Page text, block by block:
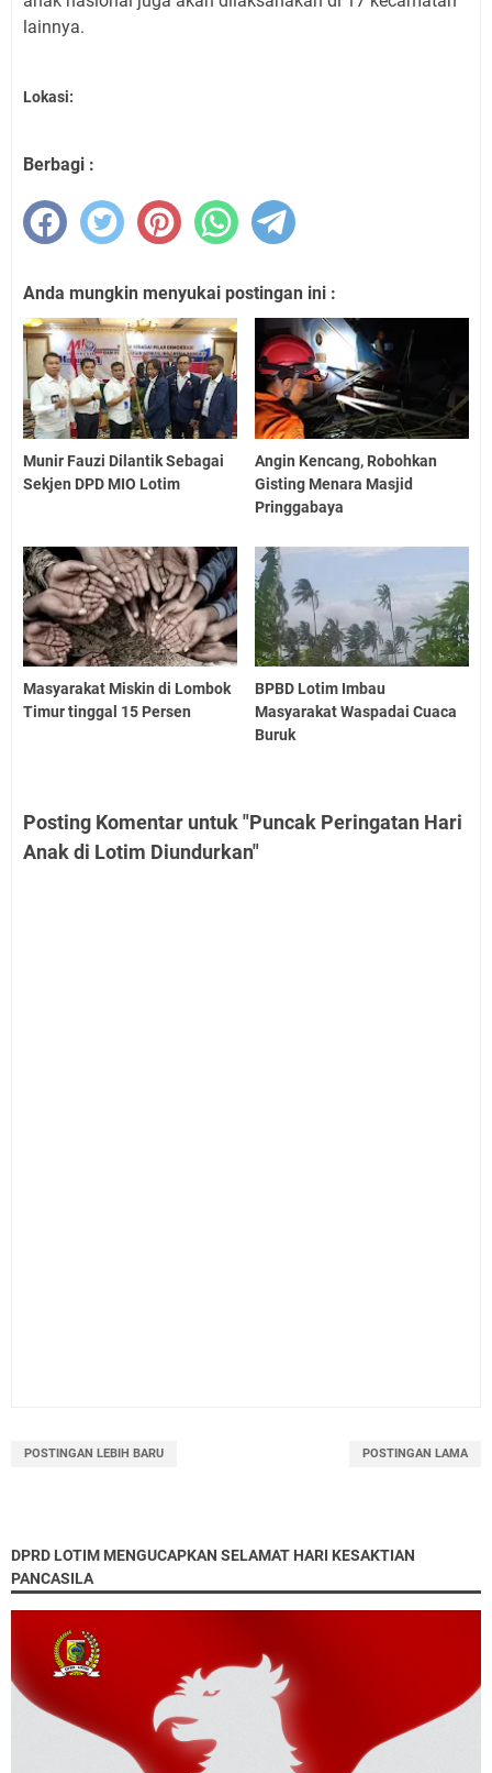
lainnya.
Lokasi:
Berbagi :
Anda mungkin menyukai postingan ini :
Munir Fauzi Dilantik Sebagai
Sekjen DPD MIO Lotim
Angin Kencang, Robohkan
Gisting Menara Masjid
Pringgabaya
Masyarakat Miskin di Lombok
Timur tinggal 15 Persen
BPBD Lotim Imbau
Masyarakat Waspadai Cuaca
Buruk
Posting Komentar untuk "Puncak Peringatan Hari
Anak di Lotim Diundurkan"
POSTINGAN LEBIH BARU POSTINGAN LAMA
DPRD LOTIM MENGUCAPKAN SELAMAT HARI KESAKTIAN
PANCASILA